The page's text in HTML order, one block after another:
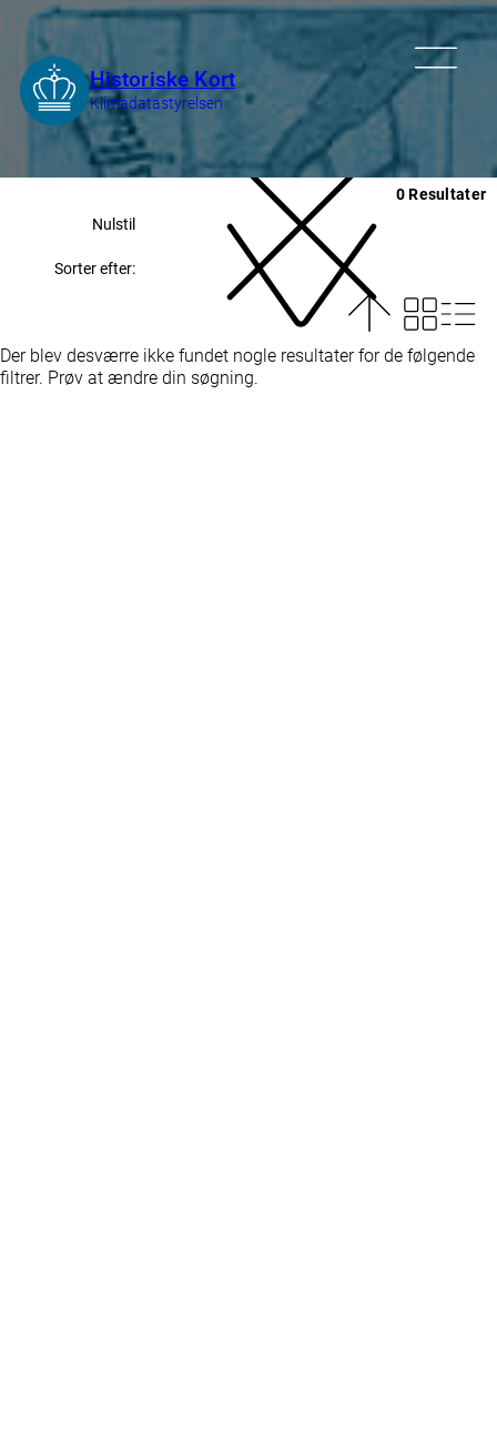
0 Resultater
Nulstil
Sorter efter:
Der blev desværre ikke fundet nogle resultater for de følgende
filtrer. Prøv at ændre din søgning.